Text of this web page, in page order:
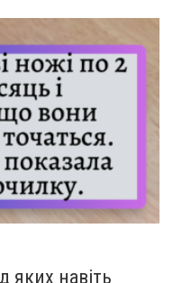
яких навіть